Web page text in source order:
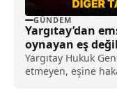
GÜNDEM
Yargıtay’dan
oynayan eş
kusurlu sayıldı
Yargıtay Hukuk
etmeyen, eşine